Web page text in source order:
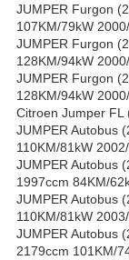
JUMPER Furgon
107KM/79kW
JUMPER Furgon
128KM/94kW
JUMPER Furgon
128KM/94kW
Citroen Jumper FL
JUMPER Autobus
110KM/81kW
JUMPER Autobus
1997ccm 84KM/
JUMPER Autobus
110KM/81kW
JUMPER Autobus
2179ccm 101KM/